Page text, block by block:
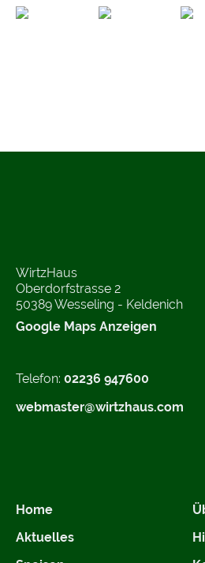
WirtzHaus
Oberdorfstrasse 2
50389 Wesseling - Keldenich
Google Maps Anzeigen
Telefon: 02236 947600
webmaster@wirtzhaus.com
Home
Aktuelles